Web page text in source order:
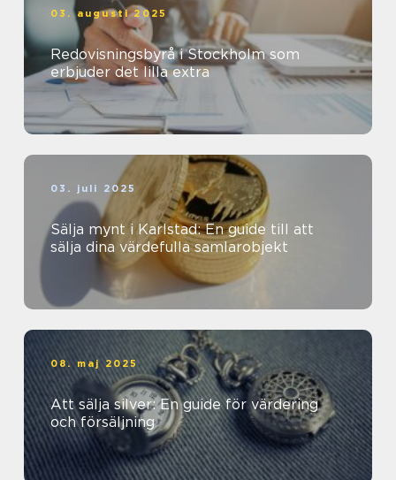
03. augusti 2025
Redovisningsbyrå i Stockholm som
erbjuder det lilla extra
03. juli 2025
Sälja mynt i Karlstad: En guide till att
sälja dina värdefulla samlarobjekt
08. maj 2025
Att sälja silver: En guide för värdering
och försäljning